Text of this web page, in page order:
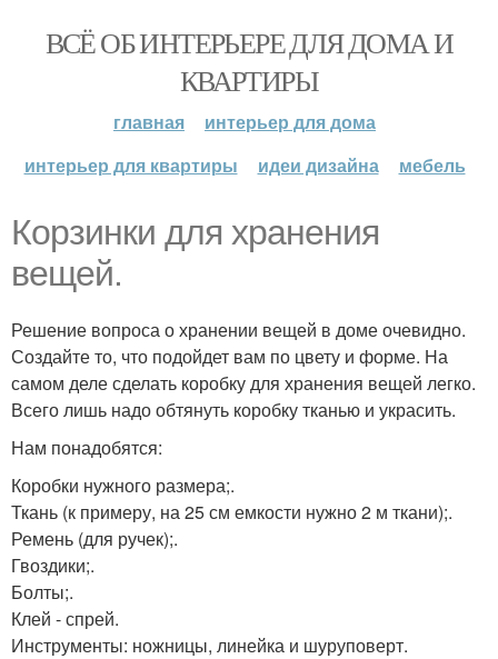
ВСЁ ОБ ИНТЕРЬЕРЕ ДЛЯ ДОМА И
КВАРТИРЫ
главная
интерьер для дома
интерьер для квартиры
идеи дизайна мебель
Корзинки для хранения
вещей.
Решение вопроса о хранении вещей в доме очевидно.
Создайте то, что подойдет вам по цвету и форме. На
самом деле сделать коробку для хранения вещей легко.
Всего лишь надо обтянуть коробку тканью и украсить.
Нам понадобятся:
Коробки нужного размера;.
Ткань (к примеру, на 25 см емкости нужно 2 м ткани);.
Ремень (для ручек);.
Гвоздики;.
Болты;.
Клей - спрей.
Инструменты: ножницы, линейка и шуруповерт.